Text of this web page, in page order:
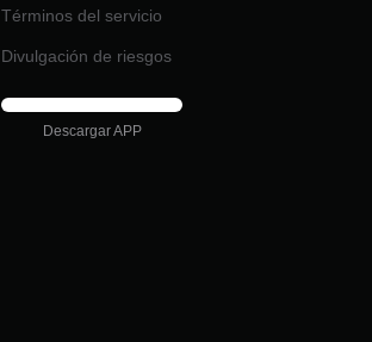
Términos del servicio
Divulgación de riesgos
Descargar APP